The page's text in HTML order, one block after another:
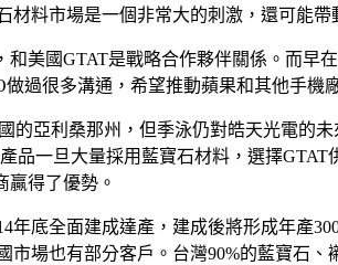
料市場是一個非常大的刺激，還可能
美國GTAT是戰略合作夥伴關係。而早
過很多溝通，希望推動蘋果和其他手機
的亞利桑那州，但季泳仍對皓天光電的
品一旦大量採用藍寶石材料，選擇
贏得了優勢。
底全面建成達產，建成後將形成年產
場也有部分客戶。台灣90%的藍寶石、